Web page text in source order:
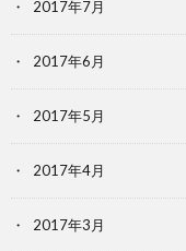
2017年7月
2017年6月
2017年5月
2017年4月
2017年3月